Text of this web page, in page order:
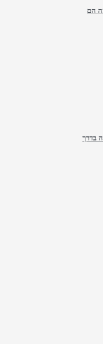
הם
בדרך